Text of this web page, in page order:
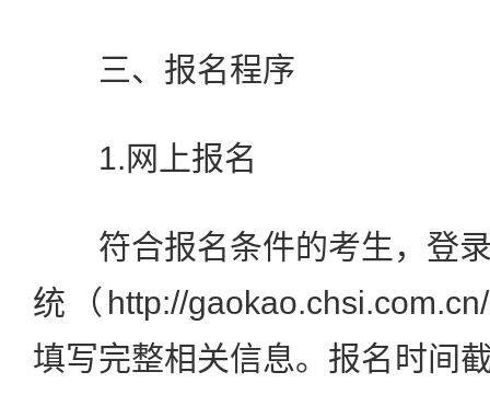
三、报名程序
1.网上报名
符合报名条件的考生，登录
统（http://
填写完整相关信息。报名时间